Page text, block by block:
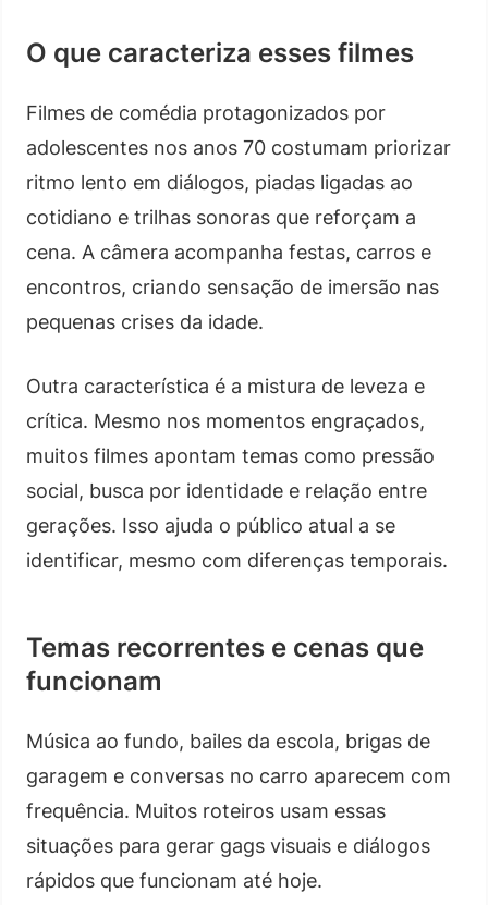
O que caracteriza esses filmes
Filmes de comédia protagonizados por
adolescentes nos anos 70 costumam priorizar
ritmo lento em diálogos, piadas ligadas ao
cotidiano e trilhas sonoras que reforçam a
cena. A câmera acompanha festas, carros e
encontros, criando sensação de imersão nas
pequenas crises da idade.
Outra característica é a mistura de leveza e
crítica. Mesmo nos momentos engraçados,
muitos filmes apontam temas como pressão
social, busca por identidade e relação entre
gerações. Isso ajuda o público atual a se
identificar, mesmo com diferenças temporais.
Temas recorrentes e cenas que
funcionam
Música ao fundo, bailes da escola, brigas de
garagem e conversas no carro aparecem com
frequência. Muitos roteiros usam essas
situações para gerar gags visuais e diálogos
rápidos que funcionam até hoje.